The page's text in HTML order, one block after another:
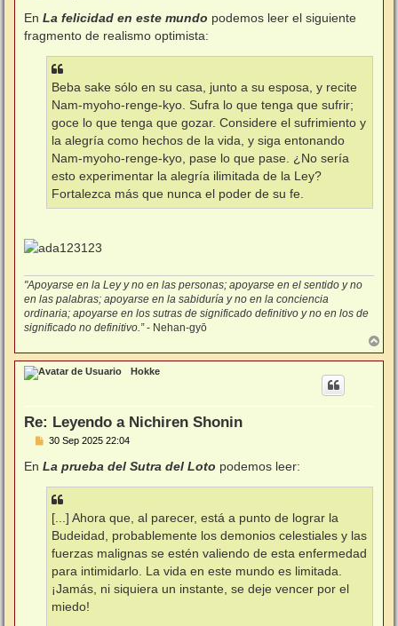
n
s
a
e
En La felicidad en este mundo podemos leer el siguiente
fragmento de realismo optimista:
Beba sake sólo en su casa, junto a su esposa, y recite
Nam-myoho-renge-kyo. Sufra lo que tenga que sufrir;
goce lo que tenga que gozar. Considere el sufrimiento y
la alegría como hechos de la vida, y siga entonando
Nam-myoho-renge-kyo, pase lo que pase. ¿No sería
esto experimentar la alegría ilimitada de la Ley?
Fortalezca más que nunca el poder de su fe.
"Apoyarse en la Ley y no en las personas; apoyarse en el sentido y no
en las palabras; apoyarse en la sabiduría y no en la conciencia
ordinaria; apoyarse en los sutras de significado definitivo y no en los de
significado no definitivo.”- Nehan-gyō
r
r
Hokke
Re: Leyendo a Nichiren Shonin
M
n
a
30 Sep 2025 22:04
En La prueba del Sutra del Loto podemos leer:
[...] Ahora que, al parecer, está a punto de lograr la
Budeidad, probablemente los demonios celestiales y las
fuerzas malignas se estén valiendo de esta enfermedad
para intimidarlo. La vida en este mundo es limitada.
¡Jamás, ni siquiera un instante, se deje vencer por el
miedo!